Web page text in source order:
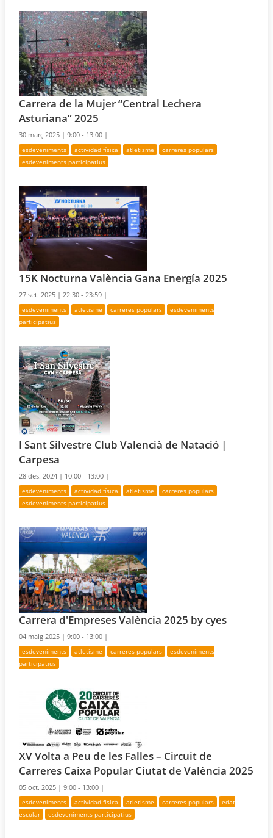
Carrera de la Mujer “Central Lechera
Asturiana” 2025
30 març 2025 |9:00 - 13:00 |
esdeveniments actividad física atletisme
carreres populars
esdeveniments participatius
15K Nocturna València Gana Energía 2025
27 set. 2025 |22:30 - 23:59 |
esdeveniments atletisme carreres populars
esdeveniments
participatius
I Sant Silvestre Club Valencià de Natació |
Carpesa
28 des. 2024 | 10:00 - 13:00 |
esdeveniments actividad física atletisme
carreres populars
esdeveniments participatius
Carrera d'Empreses València 2025 by cyes
04 maig 2025 |9:00 - 13:00 |
esdeveniments atletisme carreres populars
esdeveniments
participatius
XV Volta a Peu de les Falles – Circuit de
Carreres Caixa Popular Ciutat de València 2025
05 oct. 2025 |9:00 - 13:00 |
esdeveniments actividad física atletisme carreres populars
edat
escolar
esdeveniments participatius